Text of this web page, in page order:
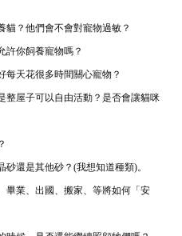
貓？他們會不會對寵物過敏？
許你飼養寵物嗎？
每天花很多時間關心寵物？
整屋子可以自由活動？是否會讓貓咪
還是其他砂？(我想知道種類)。
畢業、出國、搬家、等將如何「安